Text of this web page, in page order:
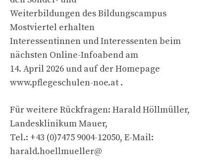
Weiterbildungen des Bildungscampus
Mostviertel erhalten
Interessentinnen und Interessenten beim
nächsten Online-Infoabend am
14. April 2026 und auf der Homepage
www.pflegeschulen-noe.at .
Für weitere Rückfragen: Harald Höllmüller,
Landesklinikum Mauer,
Tel.: +43 (0)7475 9004-12050, E-Mail:
harald.hoellmueller@